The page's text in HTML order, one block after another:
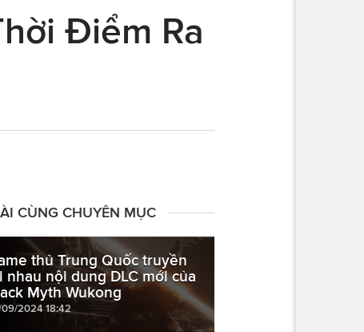
Điểm Ra
CÙNG CHUYÊN MỤC
thủ Trung Quốc truyền
nhau nội dung DLC mới của
Myth Wukong
2024 18:42